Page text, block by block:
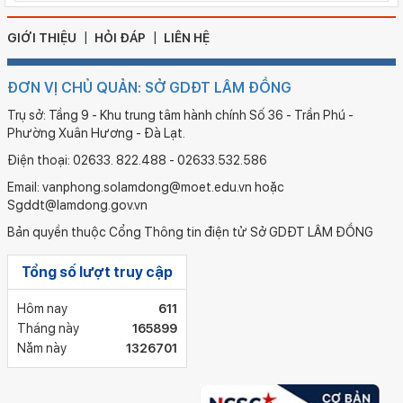
GIỚI THIỆU HỎI ĐÁP LIÊN HỆ
ĐƠN VỊ CHỦ QUẢN: SỞ GDĐT LÂM ĐỒNG
Trụ sở: Tầng 9 - Khu trung tâm hành chính Số 36 - Trần Phú -
Phường Xuân Hương - Đà Lạt.
Điện thoại: 02633. 822.488 - 02633.532.586
Email: vanphong.solamdong@moet.edu.vn hoặc
Sgddt@lamdong.gov.vn
Bản quyền thuộc Cổng Thông tin điện tử Sở GDĐT LÂM ĐỒNG
Tổng số lượt truy cập
Hôm nay
611
Tháng này
165899
Năm này
1326701